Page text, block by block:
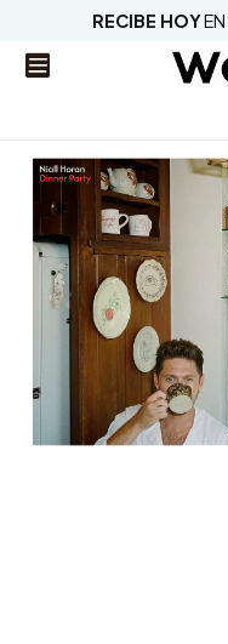
RECIBE HOYEN